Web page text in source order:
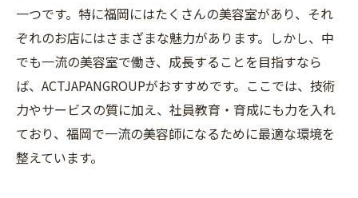
一つです。特に福岡にはたくさんの美容室があり、それ
ぞれのお店にはさまざまな魅力があります。しかし、中
でも一流の美容室で働き、成長することを目指すなら
ば、ACTJAPANGROUPがおすすめです。ここでは、技術
力やサービスの質に加え、社員教育・育成にも力を入れ
ており、福岡で一流の美容師になるために最適な環境を
整えています。